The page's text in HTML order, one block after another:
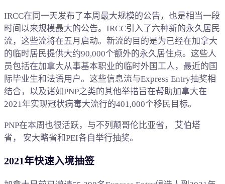
IRCC在同一天发布了本周最大规模的公告，也是相当一段
时间以来规模最大的公告。IRCC引入了六种新的永久居民
流，这些流将在五月启动。新流的目的是为已经在加拿大
的临时居民提供大约90,000个额外的永久居住点。这些人
员包括在加拿大从事基本职业的临时外国工人，最近的国
际毕业生和法语用户。这些信息流与Express Entry抽奖相
结合，以及诸如PNP之类的其他举措旨在帮助加拿大在
2021年实现冠状病毒大流行的401,000个移民目标。
PNP在本周也很活跃，与不列颠哥伦比亚省， 艾伯塔
省， 安大略省和PEI各自举行抽奖。
2021年快速入境抽签